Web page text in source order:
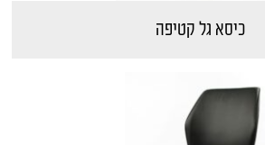
כיסא גל קטיפה